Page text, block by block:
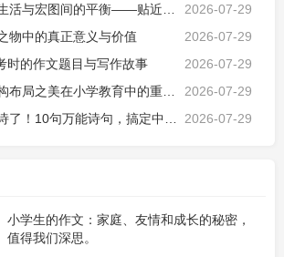
2026-07-29
2026-07-29
物中的真正意义与价值
2026-07-29
时的作文题目与写作故事
2026-07-29
2026-07-29
小学生的作文：家庭、友情和成长的秘密，
值得我们深思。